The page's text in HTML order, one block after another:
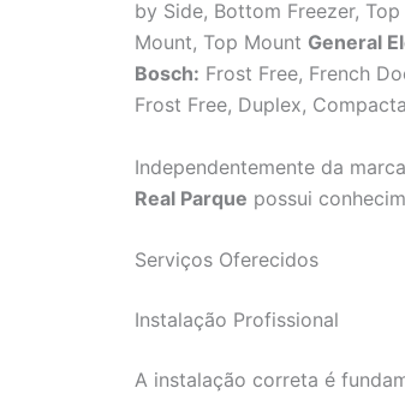
by Side, Bottom Freezer,
Mount, Top Mount General
Bosch: Frost Free, French
Frost Free, Duplex, Compacta
Independentemente da
Real Parque possui
Serviços Oferecidos
Instalação Profissional
A instalação correta é